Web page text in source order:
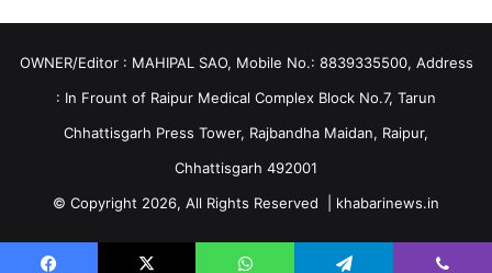
OWNER/Editor : MAHIPAL SAO, Mobile No.: 8839335500, Address
: In Frount of Raipur Medical Complex Block No.7, Tarun
Chhattisgarh Press Tower, Rajbandha Maidan, Raipur,
Chhattisgarh 492001
© Copyright 2026, All Rights Reserved | khabarinews.in